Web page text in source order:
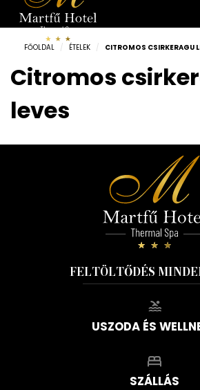
FŐOLDAL / ÉTELEK / CITROMOS CSIRKERAGU
Citromos
leves
FELTÖLTŐDÉS
USZODA ÉS
SZÁLLÁS